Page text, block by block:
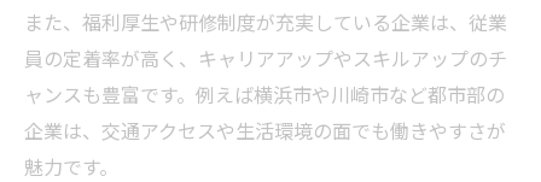
また、福利厚生や研修制度が充実している企業は、従業
員の定着率が高く、キャリアアップやスキルアップのチ
ャンスも豊富です。例えば横浜市や川崎市など都市部の
企業は、交通アクセスや生活環境の面でも働きやすさが
魅力です。